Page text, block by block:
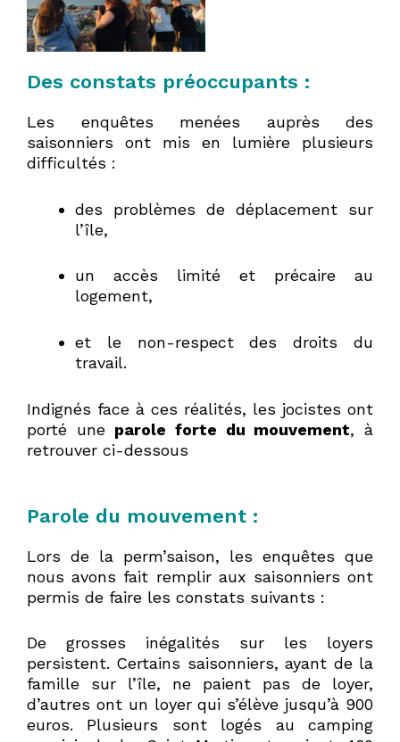
Des constats préoccupants :
Les enquêtes menées auprès des
saisonniers ont mis en lumière plusieurs
difficultés :
des problèmes de déplacement sur
l’île,
un accès limité et précaire au
logement,
et le non-respect des droits du
travail.
Indignés face à ces réalités, les jocistes ont
porté une parole forte du mouvement, à
retrouver ci-dessous
Parole du mouvement :
Lors de la perm’saison, les enquêtes que
nous avons fait remplir aux saisonniers ont
permis de faire les constats suivants :
De grosses inégalités sur les loyers
persistent. Certains saisonniers, ayant de la
famille sur l’île, ne paient pas de loyer,
d’autres ont un loyer qui s’élève jusqu’à 900
euros. Plusieurs sont logés au camping